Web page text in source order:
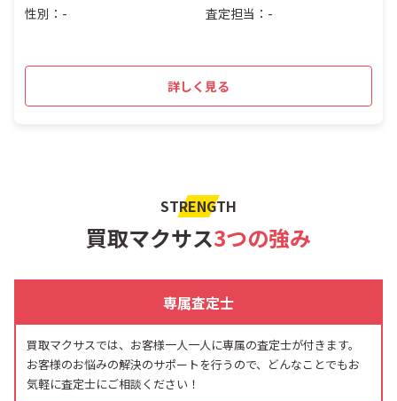
性別：-
査定担当：-
詳しく見る
STRENGTH
買取マクサス3つの強み
専属査定士
買取マクサスでは、お客様一人一人に専属の査定士が付きます。
お客様のお悩みの解決のサポートを行うので、どんなことでもお
気軽に査定士にご相談ください！